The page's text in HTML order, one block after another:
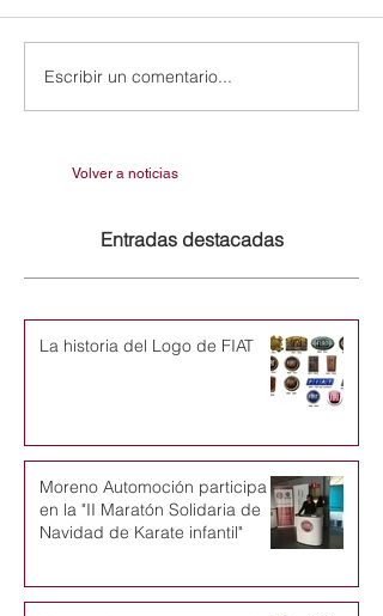
Escribir un comentario...
Volver a noticias
Entradas destacadas
La historia del Logo de FIAT
Moreno Automoción participa
en la "II Maratón Solidaria de
Navidad de Karate infantil"